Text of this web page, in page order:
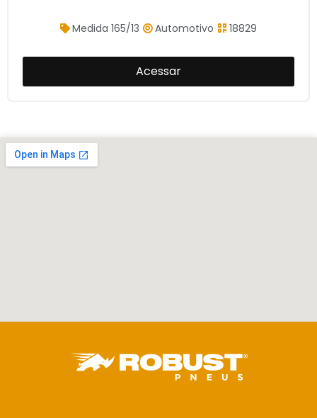
Medida 165/13 Automotivo 18829
Acessar